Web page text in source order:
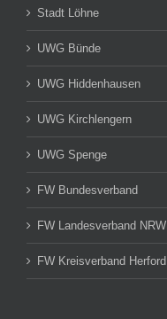
Stadt Löhne
UWG Bünde
UWG Hiddenhausen
UWG Kirchlengern
UWG Spenge
FW Bundesverband
FW Landesverband NRW
FW Kreisverband Herford